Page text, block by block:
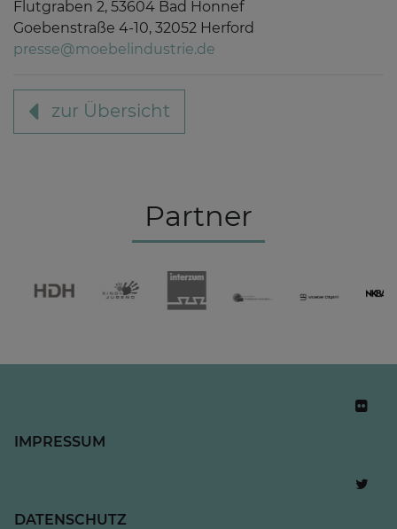
Flutgraben 2, 53604 Bad Honnef
Goebenstraße 4-10, 32052 Herford
presse@moebelindustrie.de
zur Übersicht
Partner
IMPRESSUM
DATENSCHUTZ